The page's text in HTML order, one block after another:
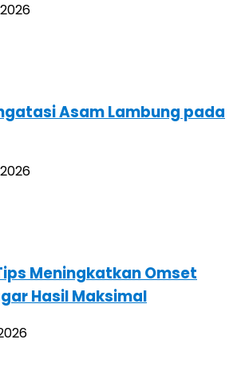
Asam Lambung pada
Meningkatkan Omset
Hasil Maksimal